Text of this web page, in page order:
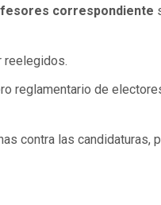
correspondiente
reelegidos.
reglamentario de
contra las candidaturas,